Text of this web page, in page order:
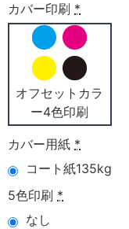
カバー印刷 *
オフセットカラ
ー4色印刷
カバー用紙 *
コート紙135kg
5色印刷 *
なし